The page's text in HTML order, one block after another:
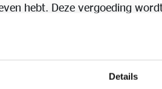
Details
hebt. Deze vergoeding
een polis BOAR is er geen